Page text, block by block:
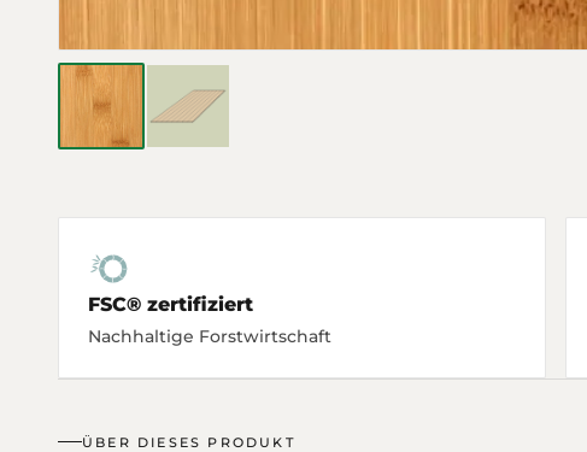
FSC® zertifiziert
Nachhaltige Forstwirtschaft
ÜBER DIESES PRODUKT